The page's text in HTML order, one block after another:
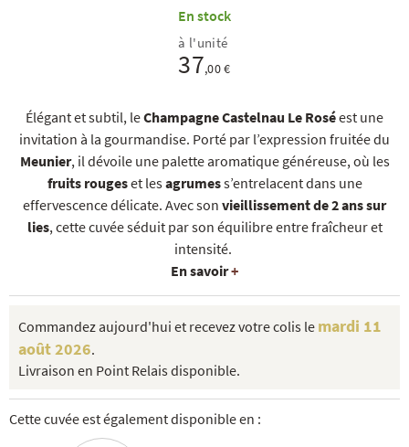
En stock
Élégant et subtil, leChampagne Castelnau Le Roséest une
invitation à la gourmandise. Porté par l’expression fruitée du
Meunier, il dévoile une palette aromatique généreuse, où les
fruits rougeset lesagrumess’entrelacent dans une
effervescence délicate. Avec son vieillissement de 2 ans sur
lies, cette cuvée séduit par son équilibre entre fraîcheur et
intensité.
En savoir+
à l'unité
37,00 €
Commandez aujourd'hui et recevez votre colis le mardi 11
août 2026.
Livraison en Point Relais disponible.
Cette cuvée est également disponible en :